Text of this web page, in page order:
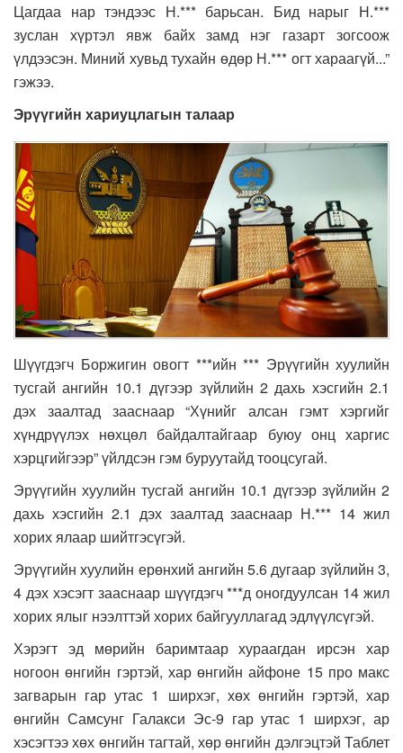
Цагдаа нар тэндээс Н.*** барьсан. Бид нарыг Н.***
зуслан хүртэл явж байх замд нэг газарт зогсоож
үлдээсэн. Миний хувьд тухайн өдөр Н.*** огт хараагүй...”
гэжээ.
Эрүүгийн хариуцлагын талаар
Шүүгдэгч Боржигин овогт ***ийн *** Эрүүгийн хуулийн
тусгай ангийн 10.1 дүгээр зүйлийн 2 дахь хэсгийн 2.1
дэх заалтад зааснаар “Хүнийг алсан гэмт хэргийг
хүндрүүлэх нөхцөл байдалтайгаар буюу онц харгис
хэрцгийгээр” үйлдсэн гэм буруутайд тооцсугай.
Эрүүгийн хуулийн тусгай ангийн 10.1 дүгээр зүйлийн 2
дахь хэсгийн 2.1 дэх заалтад зааснаар Н.*** 14 жил
хорих ялаар шийтгэсүгэй.
Эрүүгийн хуулийн ерөнхий ангийн 5.6 дугаар зүйлийн 3,
4 дэх хэсэгт зааснаар шүүгдэгч ***д оногдуулсан 14 жил
хорих ялыг нээлттэй хорих байгууллагад эдлүүлсүгэй.
Хэрэгт эд мөрийн баримтаар хураагдан ирсэн хар
ногоон өнгийн гэртэй, хар өнгийн айфоне 15 про макс
загварын гар утас 1 ширхэг, хөх өнгийн гэртэй, хар
өнгийн Самсунг Галакси Эс-9 гар утас 1 ширхэг, ар
хэсэгтээ хөх өнгийн тагтай, хөр өнгийн дэлгэцтэй Таблет